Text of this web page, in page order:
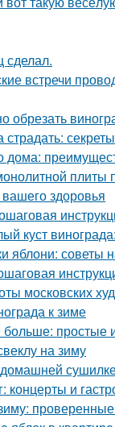
сделал.
встречи
обрезать
плиты
здоровья
куст
яблони: советы
московских
к зиме
больше:
на зиму
концерты и